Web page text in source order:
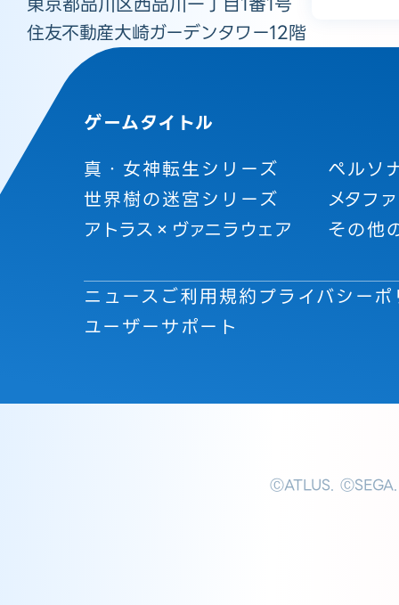
住友不動産大崎ガーデンタワー12階
ゲームタイトル
真・女神転生シリーズ
ペルソ
世界樹の迷宮シリーズ
メタフ
アトラス×ヴァニラウェア
その他
ニュースご利用規約プライバシー
ユーザーサポート
ⒸATLUS. ⒸSEGA.